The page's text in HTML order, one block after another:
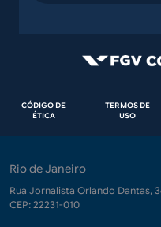
Rodapé
CÓDIGO DE
ÉTICA
TERMOS DE
USO
Rio de Janeiro
Rua Jornalista Orlando Dantas,
CEP: 22231-010